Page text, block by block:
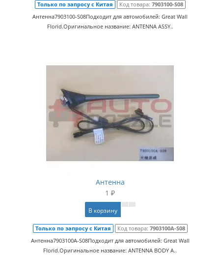
Только по запросу с Китая Код товара: 7903100-S08
Антенна7903100-S08Подходит для автомобилей: Great Wall
Florid.Оригинальное название: ANTENNA ASSY..
Антенна
1 ₽
В корзину
Только по запросу с Китая Код товара: 7903100A-S08
Антенна7903100A-S08Подходит для автомобилей: Great Wall
Florid.Оригинальное название: ANTENNA BODY A..